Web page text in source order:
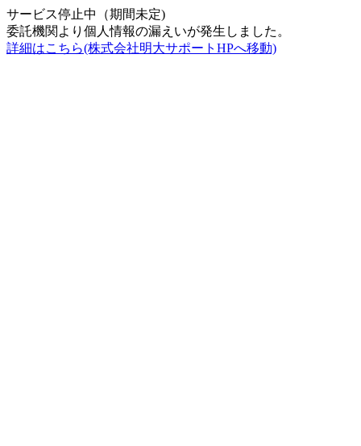
サービス停止中（期間未定)
委託機関より個人情報の漏えいが発生しました。
詳細はこちら(株式会社明大サポートHPへ移動)